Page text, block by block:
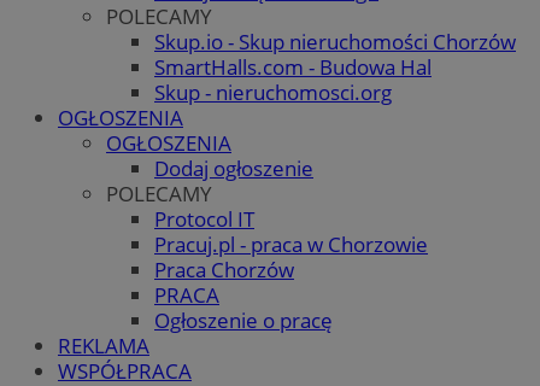
POLECAMY
Skup.io - Skup nieruchomości Chorzów
SmartHalls.com - Budowa Hal
Skup - nieruchomosci.org
OGŁOSZENIA
OGŁOSZENIA
Dodaj ogłoszenie
POLECAMY
Protocol IT
Pracuj.pl - praca w Chorzowie
Praca Chorzów
PRACA
Ogłoszenie o pracę
REKLAMA
WSPÓŁPRACA